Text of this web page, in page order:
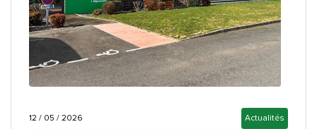
12 / 05 / 2026 Actualités